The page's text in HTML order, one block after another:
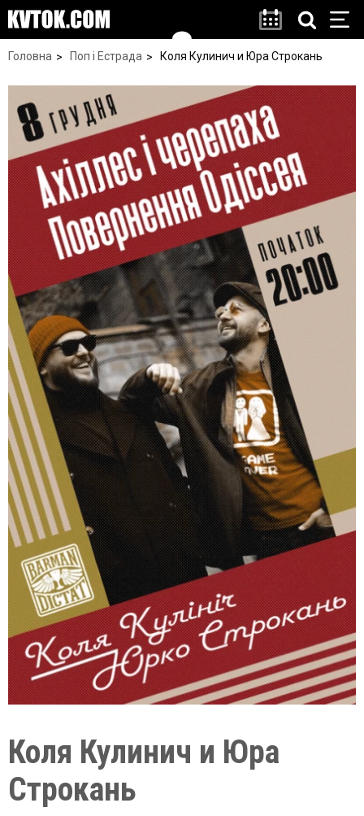
Головна Поп і Естрада Коля Кулинич и Юра Строкань
Коля Кулинич и Юра
Строкань